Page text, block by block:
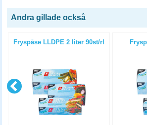
Andra gillade också
Fryspåse LLDPE 2 liter 90st/rl